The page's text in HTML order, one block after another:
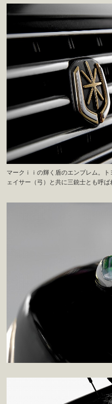
マークｉｉの輝く盾のエンブレム。
ェイサー（弓）と共に三銃士とも呼